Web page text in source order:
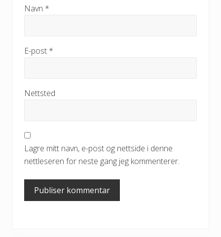
Navn *
E-post *
Nettsted
Lagre mitt navn, e-post og nettside i denne
nettleseren for neste gang jeg kommenterer.